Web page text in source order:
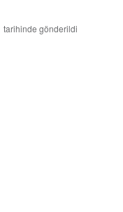
tarihinde gönderildi